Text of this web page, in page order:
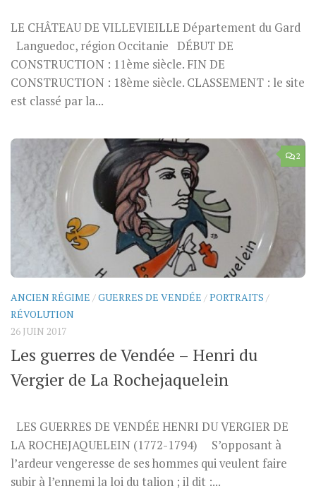
LE CHÂTEAU DE VILLEVIEILLE Département du Gard
Languedoc, région Occitanie DÉBUT DE
CONSTRUCTION : 11ème siècle. FIN DE
CONSTRUCTION : 18ème siècle. CLASSEMENT : le site
est classé par la...
2
ANCIEN RÉGIME /GUERRES DE VENDÉE /PORTRAITS /
RÉVOLUTION
26 JUIN 2017
Les guerres de Vendée – Henri du
Vergier de La Rochejaquelein
LES GUERRES DE VENDÉE HENRI DU VERGIER DE
LA ROCHEJAQUELEIN (1772-1794) S’opposant à
l’ardeur vengeresse de ses hommes qui veulent faire
subir à l’ennemi la loi du talion ; il dit :...